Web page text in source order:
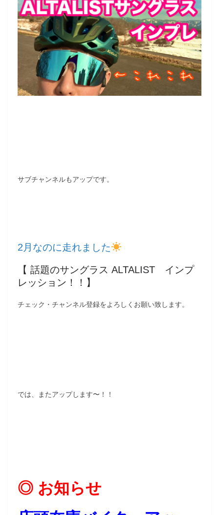
サブチャンネルもアップです。
2月なのに走れました
【 話題のサングラス ALTALIST インプ
レッション！！】
チェック・チャンネル登録をよろしくお願い致します。
では、またアップします〜！！
◎ お知らせ